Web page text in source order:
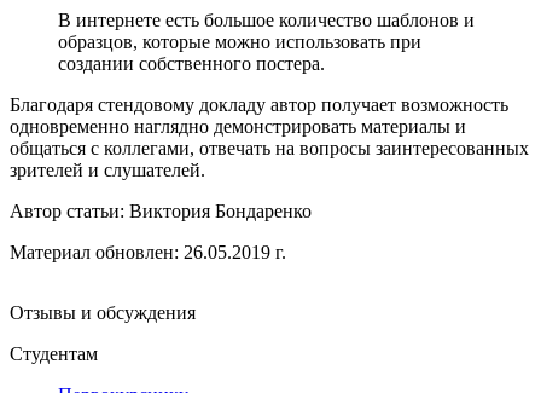
В интернете есть большое количество шаблонов и
образцов, которые можно использовать при
создании собственного постера.
Благодаря стендовому докладу автор получает возможность
одновременно наглядно демонстрировать материалы и
общаться с коллегами, отвечать на вопросы заинтересованных
зрителей и слушателей.
Автор статьи: Виктория Бондаренко
Материал обновлен: 26.05.2019 г.
Отзывы и обсуждения
Студентам